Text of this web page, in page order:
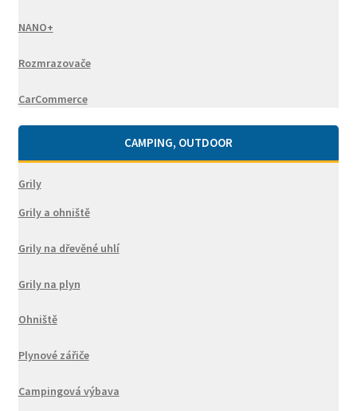
NANO+
Rozmrazovače
CarCommerce
CAMPING, OUTDOOR
Grily
Grily a ohniště
Grily na dřevěné uhlí
Grily na plyn
Ohniště
Plynové zářiče
Campingová výbava